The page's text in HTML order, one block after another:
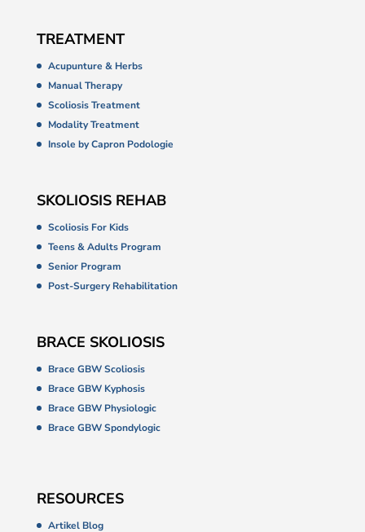
TREATMENT
Acupunture & Herbs
Manual Therapy
Scoliosis Treatment
Modality Treatment
Insole by Capron Podologie
SKOLIOSIS REHAB
Scoliosis For Kids
Teens & Adults Program
Senior Program
Post-Surgery Rehabilitation
BRACE SKOLIOSIS
Brace GBW Scoliosis
Brace GBW Kyphosis
Brace GBW Physiologic
Brace GBW Spondylogic
RESOURCES
Artikel Blog